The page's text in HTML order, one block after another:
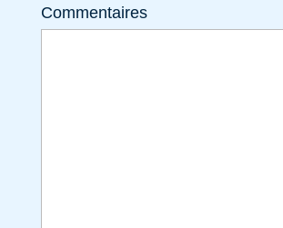
Commentaires